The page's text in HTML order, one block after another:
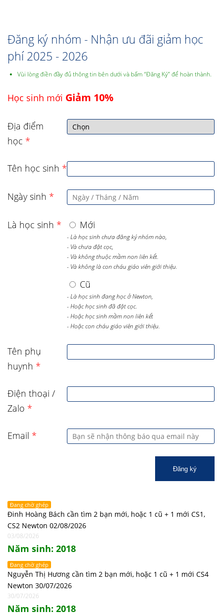
Đăng ký nhóm - Nhận ưu đãi giảm học
phí 2025 - 2026
Vùi lòng điền đầy đủ thông tin bên dưới và bấm “Đăng Ký” để hoàn thành.
Học sinh mới Giảm 10%
Địa điểm
học *
Tên học sinh *
Ngày sinh *
Là học sinh * Mới
- Là học sinh chưa đăng ký nhóm nào,
- Và chưa đặt cọc,
- Và không thuộc mầm non liên kết.
- Và không là con cháu giáo viên giới thiệu.
Cũ
- Là học sinh đang học ở Newton,
- Hoặc học sinh đã đặt cọc.
- Hoặc học sinh mầm non liên kết
- Hoặc con cháu giáo viên giới thiệu.
Tên phụ
huynh *
Điện thoại /
Zalo *
Email *
Đăng ký
Đang chờ ghép
Đinh Hoàng Bách cần tìm 2 bạn mới, hoặc 1 cũ + 1 mới CS1,
CS2 Newton 02/08/2026
03/08/2026
Năm sinh: 2018
Đang chờ ghép
Nguyễn Thị Hương cần tìm 2 bạn mới, hoặc 1 cũ + 1 mới CS4
Newton 30/07/2026
30/07/2026
Năm sinh: 2018